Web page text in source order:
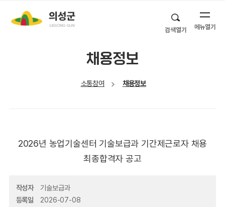
검색열기 메뉴열기
채용정보
소통참여 채용정보
2026년 농업기술센터 기술보급과 기간제근로자 채용
최종합격자 공고
작성자
기술보급과
등록일
2026-07-08